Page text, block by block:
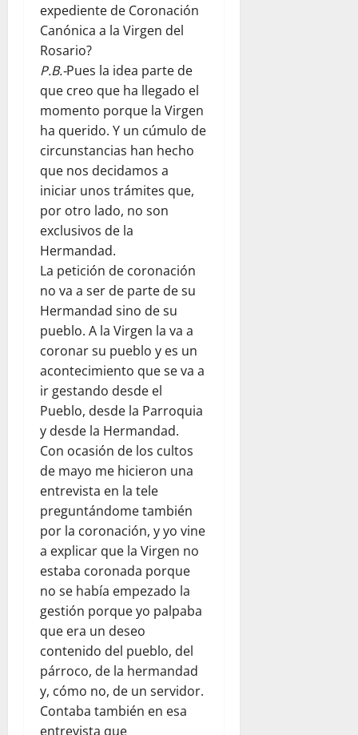
expediente de Coronación
Canónica a la Virgen del
Rosario?
P.B.-Pues la idea parte de
que creo que ha llegado el
momento porque la Virgen
ha querido. Y un cúmulo de
circunstancias han hecho
que nos decidamos a
iniciar unos trámites que,
por otro lado, no son
exclusivos de la
Hermandad.
La petición de coronación
no va a ser de parte de su
Hermandad sino de su
pueblo. A la Virgen la va a
coronar su pueblo y es un
acontecimiento que se va a
ir gestando desde el
Pueblo, desde la Parroquia
y desde la Hermandad.
Con ocasión de los cultos
de mayo me hicieron una
entrevista en la tele
preguntándome también
por la coronación, y yo vine
a explicar que la Virgen no
estaba coronada porque
no se había empezado la
gestión porque yo palpaba
que era un deseo
contenido del pueblo, del
párroco, de la hermandad
y, cómo no, de un servidor.
Contaba también en esa
entrevista que